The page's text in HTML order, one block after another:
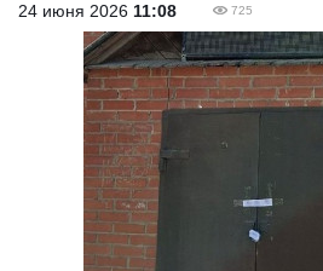
24 июня 2026 11:08 725